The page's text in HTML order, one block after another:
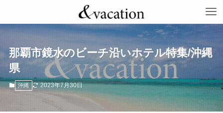
那覇市鏡水のビーチ沿いホテル特集/沖縄
県
沖縄 2023年7月30日